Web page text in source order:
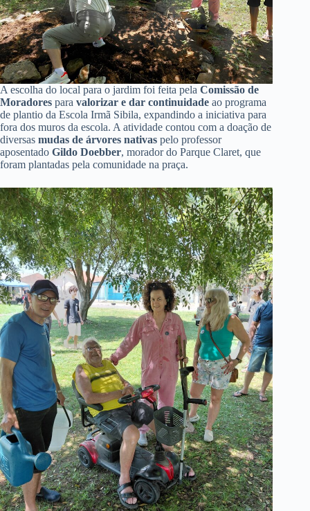
A escolha do local para o jardim foi feita pela Comissão de
Moradores para valorizar e dar continuidade ao programa
de plantio da Escola Irmã Sibila, expandindo a iniciativa para
fora dos muros da escola. A atividade contou com a doação de
diversas mudas de árvores nativas pelo professor
aposentado Gildo Doebber, morador do Parque Claret, que
foram plantadas pela comunidade na praça.